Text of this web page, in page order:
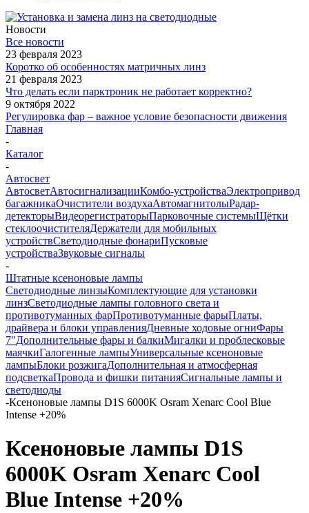
Новости
Все новости
23 февраля 2023
Коротко об особенностях матричных линз
21 февраля 2023
Что делать если парктроник не работает корректно?
9 октября 2022
Регулировка фар – важное условие безопасности движения
Главная
-
Каталог
-
Автосвет
АвтосветАвтосигнализацииКомбо-устройстваЭлектропривод
багажникаОчистители воздухаАвтомагнитолыРадар-
детекторыВидеорегистраторыПарковочные системыЩётки
стеклоочистителяДержатели для мобильных
устройствСветодиодные фонариПусковые
устройстваЗвуковые сигналы
-
Штатные ксеноновые лампы
Светодиодные линзыКомплектующие для установки
линзСветодиодные лампы головного света и
противотуманных фарПротивотуманные фарыПлаты,
драйвера и блоки управленияДневные ходовые огниФары
7"Дополнительные фары и балкиМигалки и проблесковые
маячкиГалогенные лампыУниверсальные ксеноновые
лампыБлоки розжигаДополнительная и атмосферная
подсветкаПровода и фишки питанияCигнальные лампы и
светодиоды
-Ксеноновые лампы D1S 6000K Osram Xenarc Cool Blue
Intense +20%
Ксеноновые лампы D1S
6000K Osram Xenarc Cool
Blue Intense +20%